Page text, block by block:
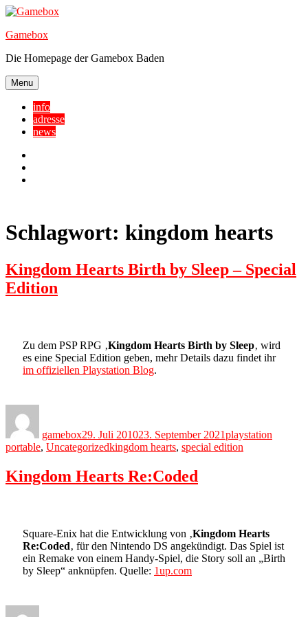
Skip
content
Gamebox
Die Homepage der Gamebox Baden
Menu
info
adresse
news
Schlagwort: kingdom hearts
Kingdom Hearts Birth by Sleep – Special
Edition
Zu dem PSP RPG ‚Kingdom Hearts Birth by Sleep‚ wird
es eine Special Edition geben, mehr Details dazu findet ihr
im offiziellen Playstation Blog.
gamebox29. Juli 201023. September 2021playstation
portable, UncategorizedTags
kingdom hearts, special edition
Kingdom Hearts Re:Coded
Square-Enix hat die Entwicklung von ‚Kingdom Hearts
Re:Coded‚ für den Nintendo DS angekündigt. Das Spiel ist
ein Remake von einem Handy-Spiel, die Story soll an „Birth
by Sleep“ anknüpfen. Quelle: 1up.com